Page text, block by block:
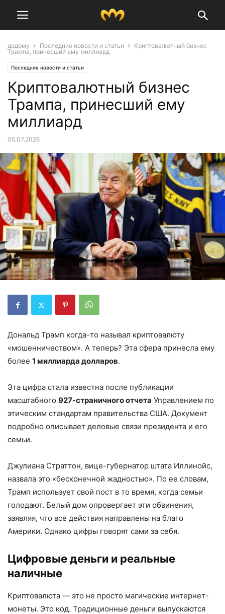
додому Последние новости и статьи
Криптовалютный бизнес
Трампа, принесший ему миллиард
Последние новости и статьи
Криптовалютный бизнес
Трампа, принесший ему
миллиард
05.07.2026
Дональд Трамп когда-то называл криптовалюту
«мошенничеством». А теперь? Эта сфера принесла ему
более 1 миллиарда долларов.
Эта цифра стала известна после публикации
масштабного 927-страничного отчета Управлением по
этическим стандартам правительства США. Документ
подробно описывает деловые связи президента и его
семьи.
Джулиана Страттон, вице-губернатор штата Иллинойс,
назвала это «бесконечной жадностью». По ее словам,
Трамп использует свой пост в то время, когда семьи
голодают. Белый дом опровергает эти обвинения,
заявляя, что все действия направлены на благо
Америки. Однако цифры говорят сами за себя.
Цифровые деньги и реальные
наличные
Криптовалюта — это не просто магические интернет-
монеты. Это код. Традиционные деньги выпускаются